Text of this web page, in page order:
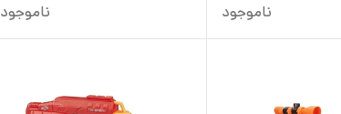
ناموجود ناموجود